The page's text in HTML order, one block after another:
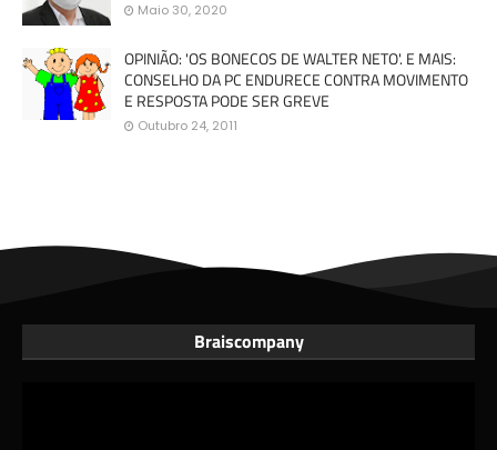
Maio 30, 2020
OPINIÃO: 'OS BONECOS DE WALTER NETO'. E MAIS:
CONSELHO DA PC ENDURECE CONTRA MOVIMENTO
E RESPOSTA PODE SER GREVE
Outubro 24, 2011
Braiscompany